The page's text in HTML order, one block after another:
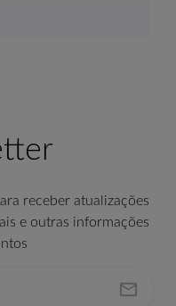
receber atualizações
e outras informações
